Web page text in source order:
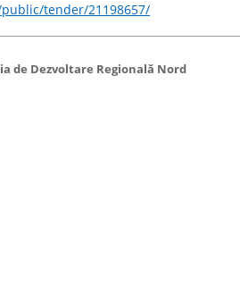
tender/21198657/
de Dezvoltare Regională Nord